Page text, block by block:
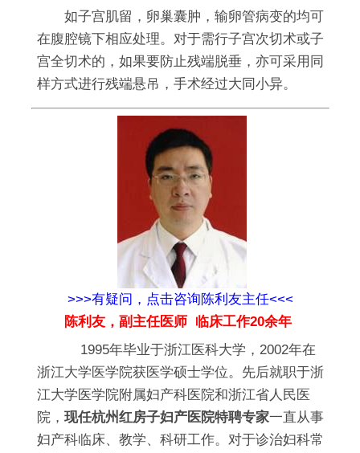
如子宫肌留，卵巢囊肿，输卵管病变的均可
在腹腔镜下相应处理。对于需行子宫次切术或子
宫全切术的，如果要防止残端脱垂，亦可采用同
样方式进行残端悬吊，手术经过大同小异。
>>>有疑问，点击咨询陈利友主任<<<
陈利友，副主任医师 临床工作20余年
1995年毕业于浙江医科大学，2002年在
浙江大学医学院获医学硕士学位。先后就职于浙
江大学医学院附属妇产科医院和浙江省人民医
院， 现任杭州红房子妇产医院特聘专家一直从事
妇产科临床、教学、科研工作。对于诊治妇科常